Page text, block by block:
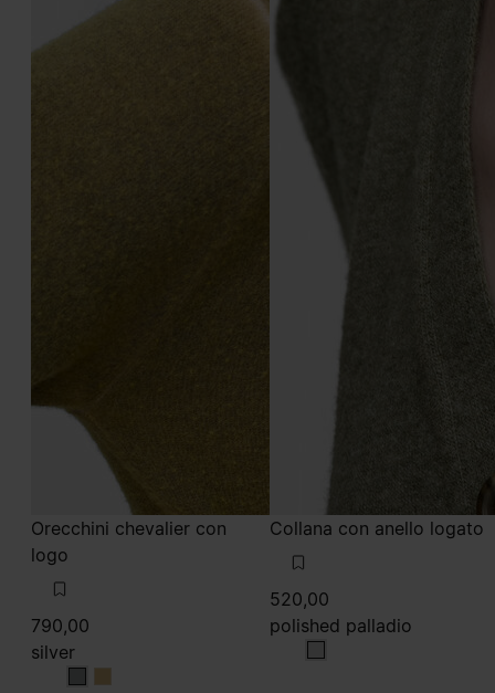
Orecchini chevalier con
logo
790,00
silver
silversilver
Collana con anello logato
520,00
polished palladio
polished palladio